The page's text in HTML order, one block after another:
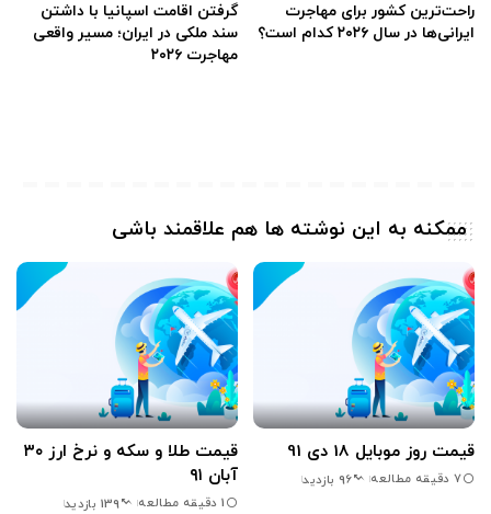
راحت‌ترین کشور برای مهاجرت
ایرانی‌ها در سال ۲۰۲۶ کدام است؟
گرفتن اقامت اسپانیا با داشتن
سند ملکی در ایران؛ مسیر واقعی
مهاجرت ۲۰۲۶
ممکنه به این نوشته ها هم علاقمند باشی
قیمت روز موبایل 18 دی 91
7 دقیقه مطالعه 96 بازدید
قیمت طلا و سکه و نرخ ارز ۳۰
آبان ۹۱
1 دقیقه مطالعه 139 بازدید